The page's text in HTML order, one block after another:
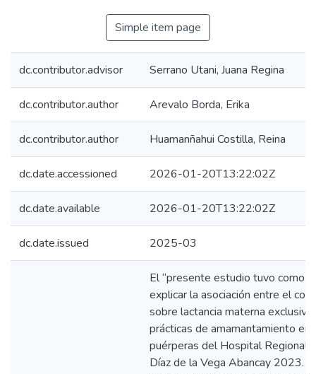
Simple item page
dc.contributor.advisor Serrano Utani, Juana Regina
dc.contributor.author Arevalo Borda, Erika
dc.contributor.author Huamanñahui Costilla, Reina
dc.date.accessioned 2026-01-20T13:22:02Z
dc.date.available 2026-01-20T13:22:02Z
dc.date.issued 2025-03
El “presente estudio tuvo como
explicar la asociación entre el
sobre lactancia materna exclusiva
prácticas de amamantamiento en
puérperas del Hospital Regional
Díaz de la Vega Abancay 2023.